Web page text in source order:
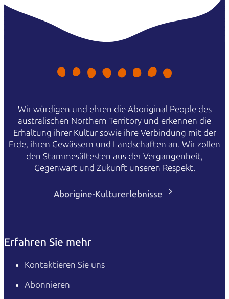
Wir würdigen und ehren die Aboriginal People des
australischen Northern Territory und erkennen die
Erhaltung ihrer Kultur sowie ihre Verbindung mit der
Erde, ihren Gewässern und Landschaften an. Wir zollen
den Stammesältesten aus der Vergangenheit,
Gegenwart und Zukunft unseren Respekt.
Aborigine-Kulturerlebnisse
Erfahren Sie mehr
Kontaktieren Sie uns
Abonnieren